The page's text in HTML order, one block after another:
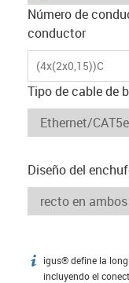
Número de
conductor
(4x(2x0,15))C
Tipo de cable de
Diseño del
igus-icon-info
igus® define la
incluyendo el